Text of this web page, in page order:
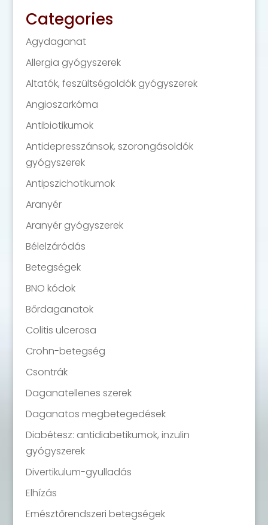
Categories
Agydaganat
Allergia gyógyszerek
Altatók, feszültségoldók gyógyszerek
Angioszarkóma
Antibiotikumok
Antidepresszánsok, szorongásoldók
gyógyszerek
Antipszichotikumok
Aranyér
Aranyér gyógyszerek
Bélelzáródás
Betegségek
BNO kódok
Bőrdaganatok
Colitis ulcerosa
Crohn-betegség
Csontrák
Daganatellenes szerek
Daganatos megbetegedések
Diabétesz: antidiabetikumok, inzulin
gyógyszerek
Divertikulum-gyulladás
Elhízás
Emésztőrendszeri betegségek